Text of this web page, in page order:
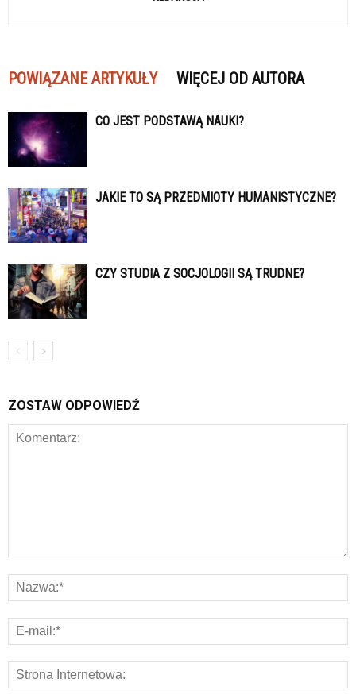
POWIĄZANE ARTYKUŁY WIĘCEJ OD AUTORA
CO JEST PODSTAWĄ NAUKI?
JAKIE TO SĄ PRZEDMIOTY HUMANISTYCZNE?
CZY STUDIA Z SOCJOLOGII SĄ TRUDNE?
ZOSTAW ODPOWIEDŹ